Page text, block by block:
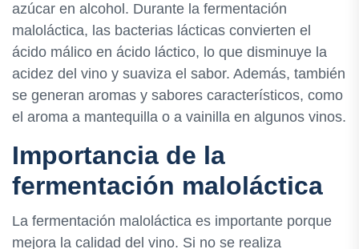
azúcar en alcohol. Durante la fermentación
maloláctica, las bacterias lácticas convierten el
ácido málico en ácido láctico, lo que disminuye la
acidez del vino y suaviza el sabor. Además, también
se generan aromas y sabores característicos, como
el aroma a mantequilla o a vainilla en algunos vinos.
Importancia de la
fermentación maloláctica
La fermentación maloláctica es importante porque
mejora la calidad del vino. Si no se realiza